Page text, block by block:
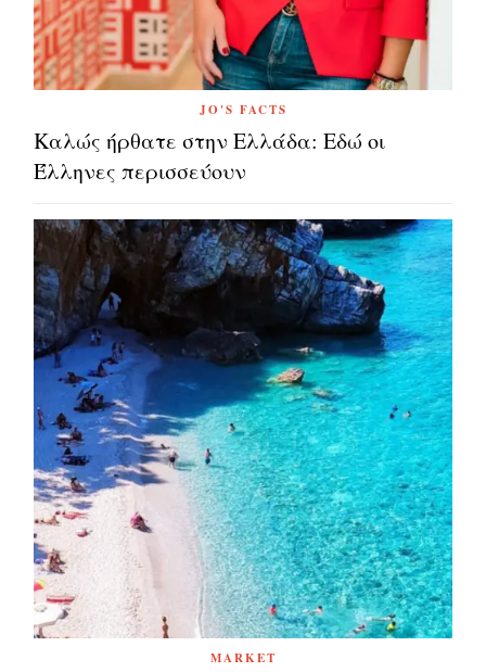
JO'S FACTS
Καλώς ήρθατε στην Ελλάδα: Εδώ οι
Έλληνες περισσεύουν
MARKET